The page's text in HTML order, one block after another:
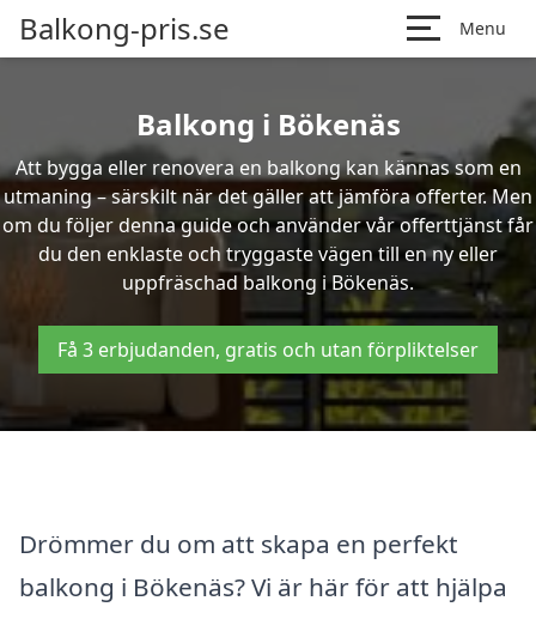
Balkong-pris.se Menu
Balkong i Bökenäs
Att bygga eller renovera en balkong kan kännas som en
utmaning – särskilt när det gäller att jämföra offerter. Men
om du följer denna guide och använder vår offerttjänst får
du den enklaste och tryggaste vägen till en ny eller
uppfräschad balkong i Bökenäs.
Få 3 erbjudanden, gratis och utan förpliktelser
Drömmer du om att skapa en perfekt
balkong i Bökenäs? Vi är här för att hjälpa